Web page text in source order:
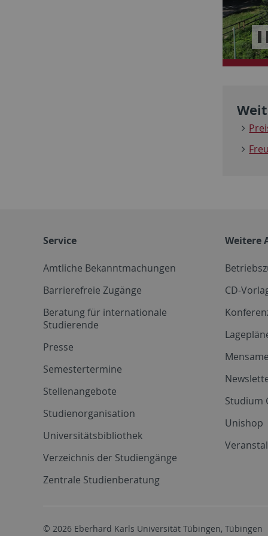
Service
Amtliche Bekanntmachungen
Barrierefreie Zugänge
Beratung für internationale
Studierende
Presse
Semestertermine
Stellenangebote
Studienorganisation
Universitätsbibliothek
Verzeichnis der Studiengänge
Zentrale Studienberatung
Weitere
CD-
Studium
Unishop
© 2026 Eberhard Karls Universität Tübingen, Tübingen